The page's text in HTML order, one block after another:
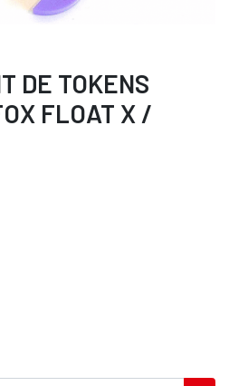
DE TOKENS
FLOAT X /